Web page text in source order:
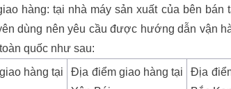
hàng: tại nhà máy sản xuất của bên
dùng nên yêu cầu được hướng dẫn vận
quốc như sau:
hàng tại
Địa điểm giao hàng tại
Địa